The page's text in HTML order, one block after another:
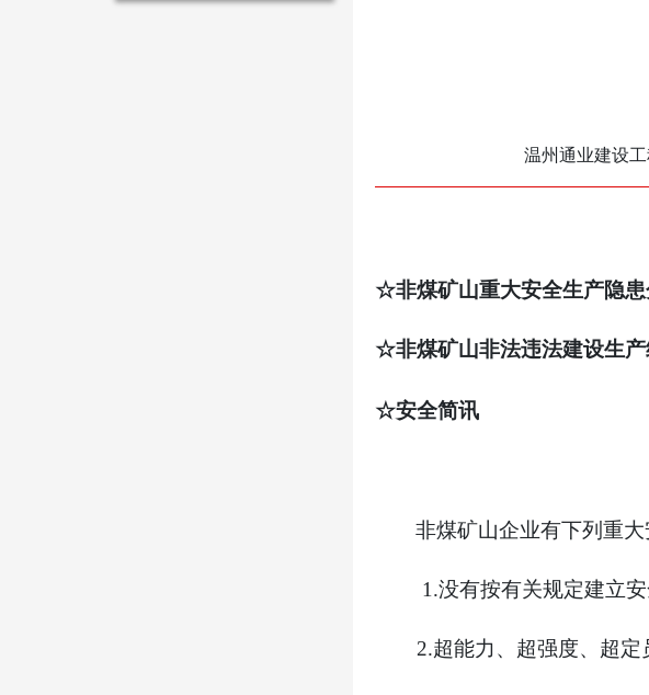
温州通业建设
☆非煤矿山重大安全生产隐
☆非煤矿山非法违法建设生
☆安全简讯
非煤矿山企业有下列重
1.没有按有关规定建立
2.超能力、超强度、超定